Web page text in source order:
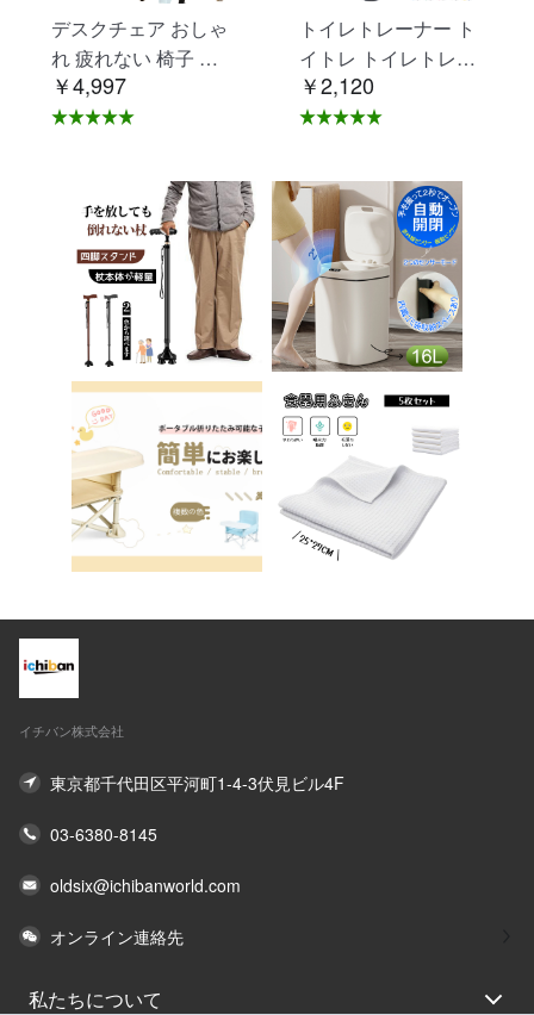
デスクチェア おしゃ
れ 疲れない 椅子 白
ホワイト デスクチェ
ア 疲れにくい 学習椅
学習チェア オフィス
チェア パソコンチェ
ア ベロア調 インテリ
ア 椅子 イス 在宅ワ
ーク アシェル ブリリ
アント C-56
￥4,997
トイレトレーナー ト
イトレ トイレトレー
ニング トイレ 練習
折りたたみ おまる 補
供用 便座 トイレ補助
踏み台 男の子 女の子
子供 子ども トイトレ
送料無料 ステップ ス
テップ台 トイレ D-2
8
￥2,120
イチバン株式会社
東京都千代田区平河町1-4-3伏見ビル4F
03-6380-8145
oldsix@ichibanworld.com
オンライン連絡先
私たちについて